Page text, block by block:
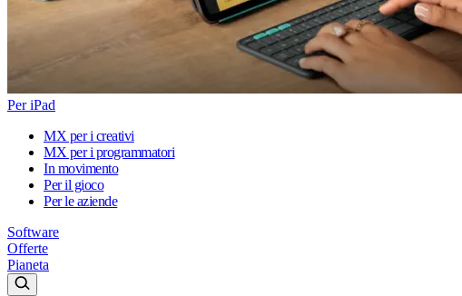
Per iPad
MX per i creativi
MX per i programmatori
In movimento
Per il gioco
Per le aziende
Software
Offerte
Pianeta